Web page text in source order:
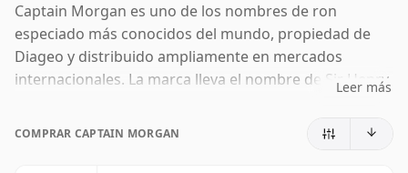
Captain Morgan es uno de los nombres de ron
especiado más conocidos del mundo, propiedad de
Diageo y distribuido ampliamente en mercados
internacionales. La marca lleva el nombre de Sir Henry
conexiones con el Caribe sirven de base para su
Leer más
COMPRAR CAPTAIN MORGAN